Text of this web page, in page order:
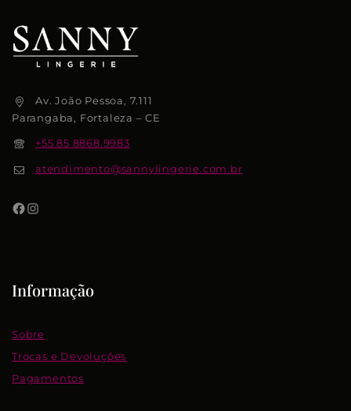
Av. João Pessoa, 7.111
Parangaba, Fortaleza – CE
+55 85 8868.9983
atendimento@sannylingerie.com.br
Informação
Sobre
Trocas e Devoluções
Pagamentos